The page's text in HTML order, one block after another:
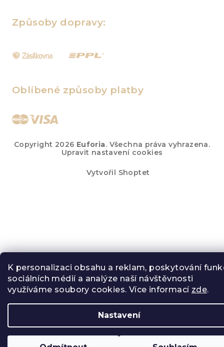
K personalizaci obsahu a reklam, poskytování
sociálních médií a analýze naší návštěvnosti
využíváme soubory cookies. Více informací zde.
Nastavení
Způsoby dopravy:
Oblíbené způsoby platby
Copyright 2026 Euforia. Všechna práva vyhrazena.
Upravit nastavení cookies
Vytvořil Shoptet